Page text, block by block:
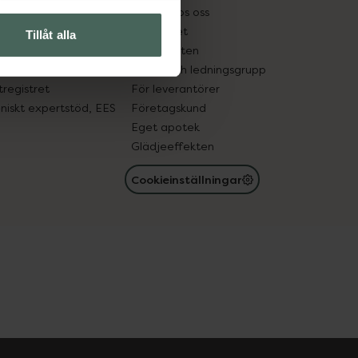
Tillåt alla
expertstöd, EES
Jobba hos oss
Hållbarhet
Samarbeten
Ägare och ledningsgrupp
För leverantörer
Företagskund
Eget apotek
Glädjeeffekten
Cookieinställningar